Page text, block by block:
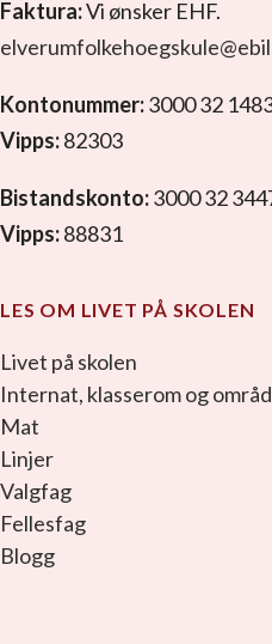
Faktura:Vi ønsker EHF.
Kontonummer:3000 32
Vipps:82303
Bistandskonto:3000 32
Vipps:88831
LES OM LIVET PÅ SKOLEN
Livet på skolen
Internat, klasserom og
Mat
Linjer
Valgfag
Fellesfag
Blogg